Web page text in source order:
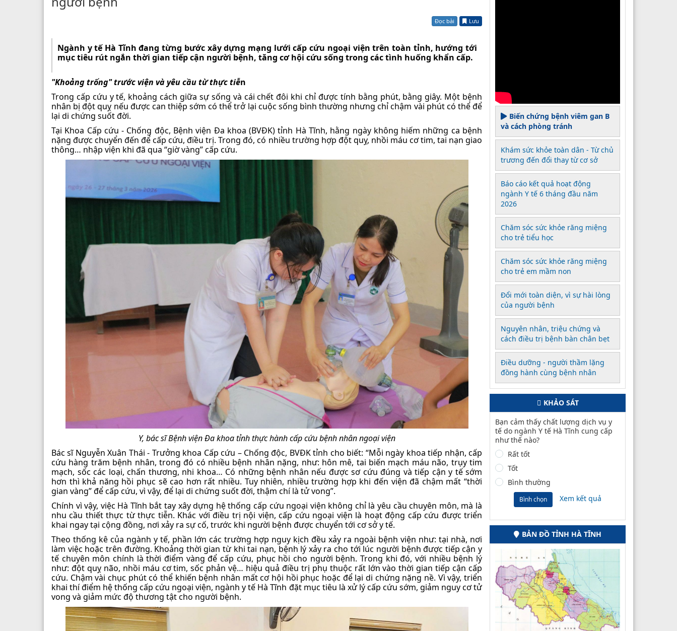
Đọc bài Lưu
Ngành y tế Hà Tĩnh đang từng bước xây dựng mạng lưới cấp cứu ngoại viện trên toàn tỉnh, hướng tới
mục tiêu rút ngắn thời gian tiếp cận người bệnh, tăng cơ hội cứu sống trong các tình huống khẩn cấp.
"Khoảng trống" trước viện và yêu cầu từ thực tiễn
Trong cấp cứu y tế, khoảng cách giữa sự sống và cái chết đôi khi chỉ được tính bằng phút, bằng giây. Một bệnh
nhân bị đột quỵ nếu được can thiệp sớm có thể trở lại cuộc sống bình thường nhưng chỉ chậm vài phút có thể để
lại di chứng suốt đời.
Tại Khoa Cấp cứu - Chống độc, Bệnh viện Đa khoa (BVĐK) tỉnh Hà Tĩnh, hằng ngày không hiếm những ca bệnh
nặng được chuyển đến để cấp cứu, điều trị. Trong đó, có nhiều trường hợp đột quỵ, nhồi máu cơ tim, tai nạn giao
thông… nhập viện khi đã qua “giờ vàng” cấp cứu.
Y, bác sĩ Bệnh viện Đa khoa tỉnh thực hành cấp cứu bệnh nhân ngoại viện
Bác sĩ Nguyễn Xuân Thái - Trưởng khoa Cấp cứu – Chống độc, BVĐK tỉnh cho biết: “Mỗi ngày khoa tiếp nhận, cấp
cứu hàng trăm bệnh nhân, trong đó có nhiều bệnh nhân nặng, như: hôn mê, tai biến mạch máu não, trụy tim
mạch, sốc các loại, chấn thương, nhi khoa… Có những bệnh nhân nếu được sơ cứu đúng và tiếp cận y tế sớm
hơn thì khả năng hồi phục sẽ cao hơn rất nhiều. Tuy nhiên, nhiều trường hợp khi đến viện đã chậm mất “thời
gian vàng” để cấp cứu, vì vậy, để lại di chứng suốt đời, thậm chí là tử vong”.
Chính vì vậy, việc Hà Tĩnh bắt tay xây dựng hệ thống cấp cứu ngoại viện không chỉ là yêu cầu chuyên môn, mà là
nhu cầu thiết thực từ thực tiễn. Khác với điều trị nội viện, cấp cứu ngoại viện là hoạt động cấp cứu được triển
khai ngay tại cộng đồng, nơi xảy ra sự cố, trước khi người bệnh được chuyển tới cơ sở y tế.
Theo thống kê của ngành y tế, phần lớn các trường hợp nguy kịch đều xảy ra ngoài bệnh viện như: tại nhà, nơi
làm việc hoặc trên đường. Khoảng thời gian từ khi tai nạn, bệnh lý xảy ra cho tới lúc người bệnh được tiếp cận y
tế chuyên môn chính là thời điểm vàng để cấp cứu, phục hồi cho người bệnh. Trong khi đó, với nhiều bệnh lý
như: đột quỵ não, nhồi máu cơ tim, sốc phản vệ… hiệu quả điều trị phụ thuộc rất lớn vào thời gian tiếp cận cấp
cứu. Chậm vài chục phút có thể khiến bệnh nhân mất cơ hội hồi phục hoặc để lại di chứng nặng nề. Vì vậy, triển
khai thí điểm hệ thống cấp cứu ngoại viện, ngành y tế Hà Tĩnh đặt mục tiêu là xử lý cấp cứu sớm, giảm nguy cơ tử
vong và giảm mức độ thương tật cho người bệnh.
Biến chứng bệnh viêm gan B
và cách phòng tránh
Khám sức khỏe toàn dân - Từ chủ
trương đến đổi thay từ cơ sở
Báo cáo kết quả hoạt động
ngành Y tế 6 tháng đầu năm
2026
Chăm sóc sức khỏe răng miệng
cho trẻ tiểu học
Chăm sóc sức khỏe răng miệng
cho trẻ em mầm non
Đổi mới toàn diện, vì sự hài lòng
của người bệnh
Nguyên nhân, triệu chứng và
cách điều trị bệnh bàn chân bẹt
Điều dưỡng - người thầm lặng
đồng hành cùng bệnh nhân
KHẢO SÁT
Bạn cảm thấy chất lượng dịch vụ y
tế do ngành Y tế Hà Tĩnh cung cấp
như thế nào?
Rất tốt
Tốt
Bình thường
Bình chọn Xem kết quả
BẢN ĐỒ TỈNH HÀ TĨNH